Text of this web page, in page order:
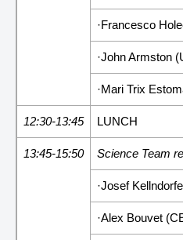
·Francesco
·John Armston
·Mari Trix
12:30-13:45 LUNCH
13:45-15:50 Science Team
·Josef
·Alex Bouvet